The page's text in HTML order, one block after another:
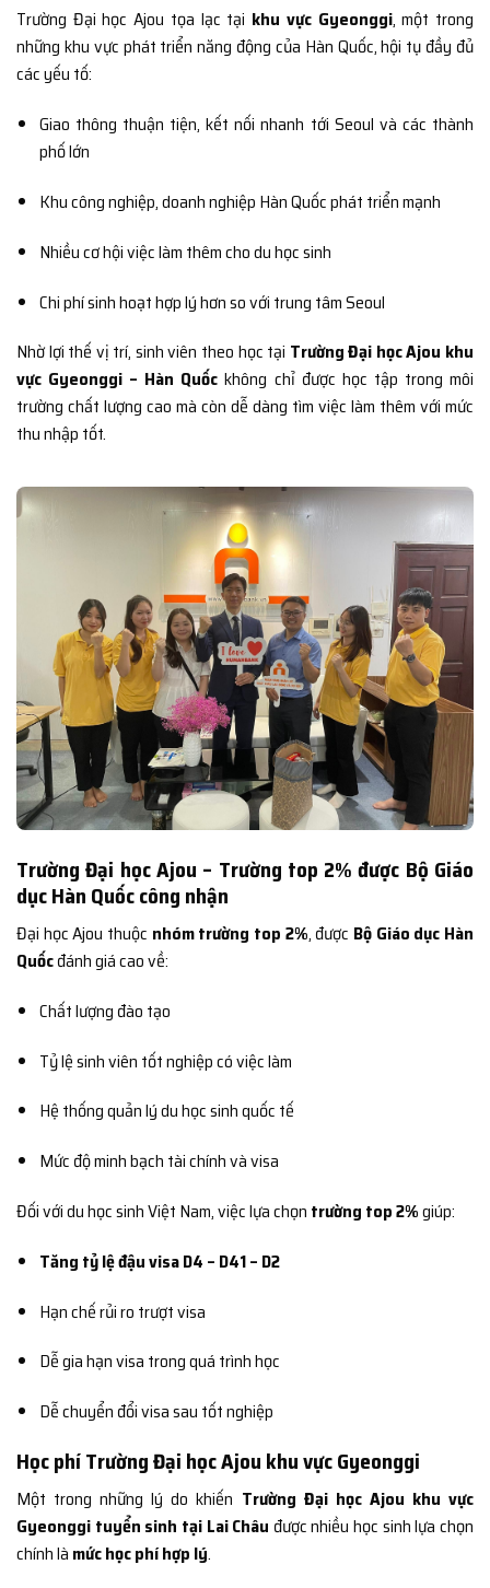
Trường Đại học Ajou tọa lạc tại khu vực Gyeonggi, một trong
những khu vực phát triển năng động của Hàn Quốc, hội tụ đầy đủ
các yếu tố:
Giao thông thuận tiện, kết nối nhanh tới Seoul và các thành
phố lớn
Khu công nghiệp, doanh nghiệp Hàn Quốc phát triển mạnh
Nhiều cơ hội việc làm thêm cho du học sinh
Chi phí sinh hoạt hợp lý hơn so với trung tâm Seoul
Nhờ lợi thế vị trí, sinh viên theo học tại Trường Đại học Ajou khu
vực Gyeonggi – Hàn Quốc không chỉ được học tập trong môi
trường chất lượng cao mà còn dễ dàng tìm việc làm thêm với mức
thu nhập tốt.
Trường Đại học Ajou – Trường top 2% được Bộ Giáo
dục Hàn Quốc công nhận
Đại học Ajou thuộc nhóm trường top 2%, được Bộ Giáo dục Hàn
Quốcđánh giá cao về:
Chất lượng đào tạo
Tỷ lệ sinh viên tốt nghiệp có việc làm
Hệ thống quản lý du học sinh quốc tế
Mức độ minh bạch tài chính và visa
Đối với du học sinh Việt Nam, việc lựa chọn trường top 2%giúp:
Tăng tỷ lệ đậu visa D4 – D41 – D2
Hạn chế rủi ro trượt visa
Dễ gia hạn visa trong quá trình học
Dễ chuyển đổi visa sau tốt nghiệp
Học phí Trường Đại học Ajou khu vực Gyeonggi
Một trong những lý do khiến Trường Đại học Ajou khu vực
Gyeonggi tuyển sinh tại Lai Châu được nhiều học sinh lựa chọn
chính là mức học phí hợp lý.